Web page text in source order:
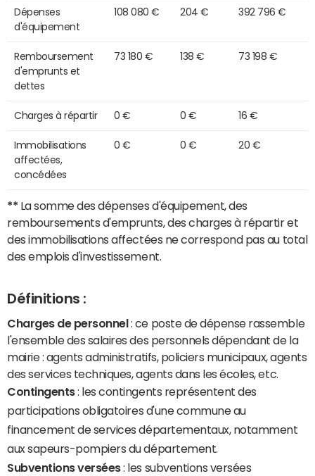
Dépenses
d'équipement
108 080 € 204 € 392 796 €
Remboursement
d'emprunts et
dettes
73 180 € 138 € 73 198 €
Charges à répartir 0 € 0 € 16 €
Immobilisations
affectées,
concédées
0 € 0 € 20 €
** La somme des dépenses d'équipement, des
remboursements d'emprunts, des charges à répartir et
des immobilisations affectées ne correspond pas au total
des emplois d'investissement.
Définitions :
Charges de personnel : ce poste de dépense rassemble
l'ensemble des salaires des personnels dépendant de la
mairie : agents administratifs, policiers municipaux, agents
des services techniques, agents dans les écoles, etc.
Contingents: les contingents représentent des
participations obligatoires d'une commune au
financement de services départementaux, notamment
aux sapeurs-pompiers du département.
Subventions versées: les subventions versées